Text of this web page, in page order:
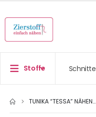
Stoffe Schnitte
TUNIKA “TESSA” NÄHEN…